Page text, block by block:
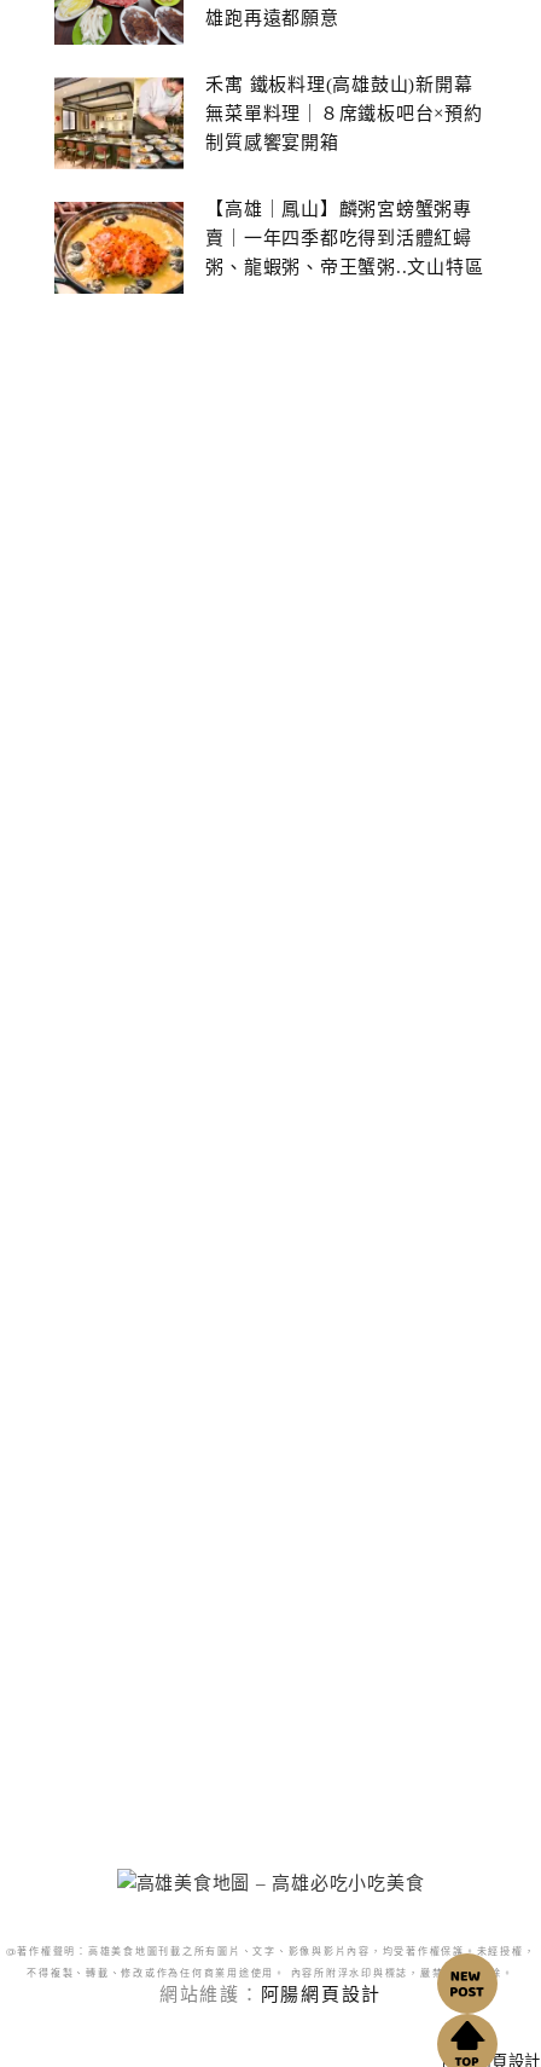
雄跑再遠都願意
禾寓 鐵板料理(高雄鼓山)新開幕
無菜單料理｜８席鐵板吧台×預約
制質感饗宴開箱
【高雄｜鳳山】麟粥宮螃蟹粥專
賣｜一年四季都吃得到活體紅蟳
粥、龍蝦粥、帝王蟹粥..文山特區
@著作權聲明：高雄美食地圖刊載之所有圖片、文字、影像與影片內容，均受著作權保護。未經授權，
不得複製、轉載、修改或作為任何商業用途使用。 內容所附浮水印與標誌，嚴禁更改或移除。
網站維護： 阿腸網頁設計
阿腸網頁設計